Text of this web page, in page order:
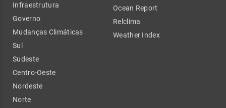
Infraestrutura
Governo
Mudanças Climáticas
Sul
Sudeste
Centro-Oeste
Nordeste
Norte
Ocean Report
Relclima
Weather Index